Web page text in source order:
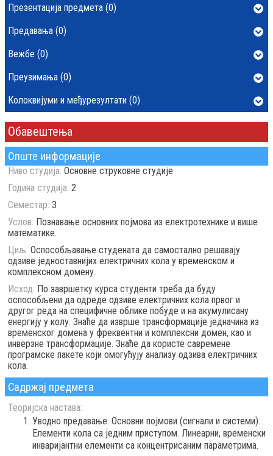
Опште информације
Ниво студија: Основне струковне студије
Година студија: 2
Семестар: 3
Услов: Познавање основних појмова из електротехнике и више
математике.
Циљ: Оспособљавање студената да самостално решавају
одзиве једноставнијих електричних кола у временском и
комплексном домену.
Исход: По завршетку курса студенти треба да буду
оспособљени да одреде одзиве електричних кола првог и
другог реда на специфичне облике побуде и на акумулисану
енергију у колу. Знаће да изврше трансформације једначина из
временског домена у фреквентни и комплексни домен, као и
инверзне трансформације. Знаће да користе савремене
програмске пакете који омогућују анализу одзива електричних
кола.
Садржај предмета
Теоријска настава:
Уводно предавање. Основни појмови (сигнали и системи).
Елементи кола са једним приступом. Линеарни, временски
инваријантни елементи са концентрисаним параметрима.
Презентација предмета (0)
Предавања (0)
Вежбе (0)
Преузимања (0)
Колоквијуми и међурезултати (0)
Обавештења